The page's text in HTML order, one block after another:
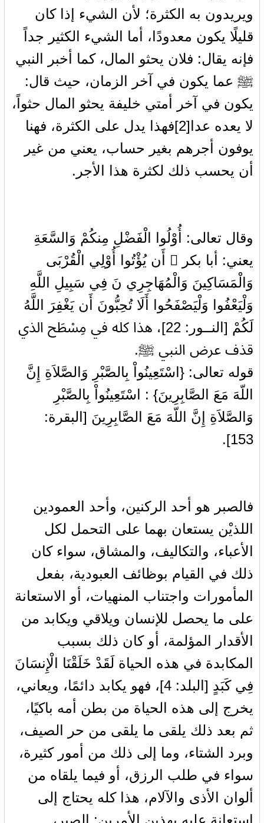
ويريدون به الكثرة؛ لأن الشيء إذا كان
قليلًا يكون معدودًا، أما الشيء الكثير جداً
فإنه يقال: فلان يحثو المال، كما أخبر النبي
ﷺ عما يكون في آخر الزمان، حيث قال:
يكون في آخر أمتي خليفة يحثو المال حثواً،
لا يعده عدا[2]فهذا يدل على الكثرة، فهنا
يوفون أجرهم بغير حساب، يعني من غير
أن يحسب ذلك لكثرة هذا الأجر.
وقال تعالى: أُوْلُوا الْفَضْلِ مِنكُمْ وَالسَّعَةِ
يعني: أبا بكر  أَن يُؤْتُوا أُوْلِي الْقُرْبَى
وَالْمَسَاكِينَ وَالْمُهَاجِرِي نَ فِي سَبِيلِ اللَّهِ
وَلْيَعْفُوا وَلْيَصْفَحُوا أَلَا تُحِبُّونَ أَن يَغْفِرَ اللَّهُ
لَكُمْ [النــور: 22]، هذا كله في مِسْطَح الذي
قذف عرض النبي ﷺ.
قوله تعالى: {اسْتَعِينُواْ بِالصَّبْرِ وَالصَّلاَةِ إِنَّ
اللّهَ مَعَ الصَّابِرِينَ} : اسْتَعِينُواْ بِالصَّبْرِ
وَالصَّلاَةِ إِنَّ اللّهَ مَعَ الصَّابِرِينَ [البقرة:
153].
فالصبر هو أحد الركنين، وأحد العمودين
اللذيْن يستعان بهما على التحمل لكل
الأعباء، والتكاليف، والمشاق، سواء كان
ذلك في القيام بوظائف العبودية، بفعل
المأمورات واجتناب المنهيات، أو الاستعانة
على ما يحصل للإنسان ويلاقي ويكابد من
الأقدار المؤلمة، أو كان ذلك بسبب
المكابدة في هذه الحياة لَقَدْ خَلَقْنَا الْإِنسَانَ
فِي كَبَدٍ [البلد: 4]، فهو يكابد دائمًا، ويعاني،
يخرج إلى هذه الحياة من بطن أمه باكيًا،
ثم بعد ذلك يلقى ما يلقى من حر الصيف،
وبرد الشتاء، وما إلى ذلك من أمور كثيرة،
سواء في طلب الرزق، أو فيما يلقاه من
ألوان الأذى والآلام، هذا كله يحتاج إلى
استعانة عليه بهذين الأمرين: الصبر،